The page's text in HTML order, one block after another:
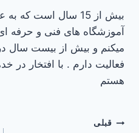
بیش از 15 سال است که
آموزشگاه های فنی و حرفه
فعالیت دارم . با افتخار در
هستم
راهبری
قبلی